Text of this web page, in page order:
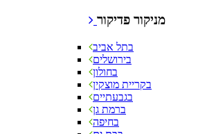
מניקור פדיקור
בתל אביב
בירושלים
בחולון
בקריית מוצקין
בגבעתיים
ברמת גן
בחיפה